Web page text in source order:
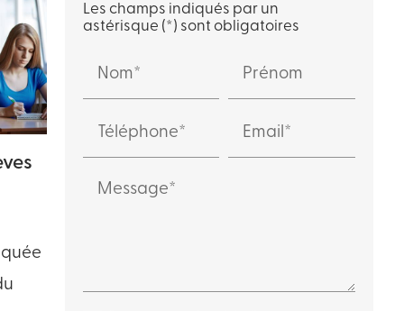
Les champs indiqués par un
astérisque (*) sont obligatoires
Nom* Prénom
Téléphone* Email*
Message*